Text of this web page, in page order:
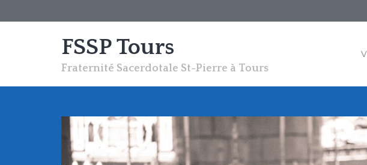
FSSP Tours
Fraternité Sacerdotale St-Pierre à Tours